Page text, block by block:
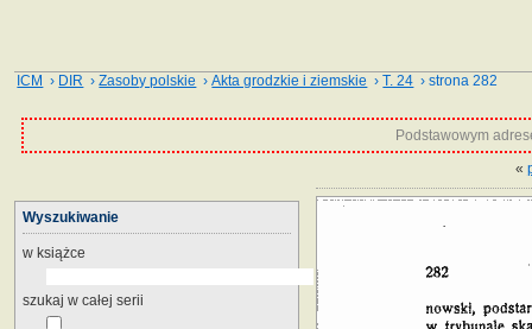
ICM › DIR ›Zasoby polskie ›Akta grodzkie i ziemskie ›T. 24 › strona 282
Podstawowym
«
Wyszukiwanie
w książce
szukaj w całej serii